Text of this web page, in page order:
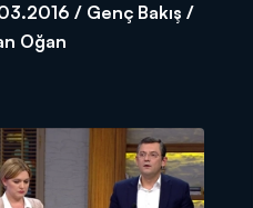
/ Genç Bakış /
Oğan